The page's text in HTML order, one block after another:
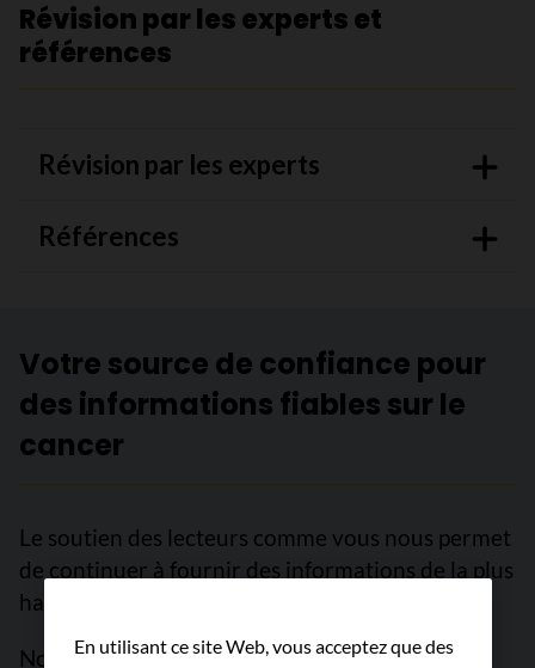
Révision par les experts et
références
Révision par les experts
Références
Votre source de confiance pour
des informations fiables sur le
cancer
Le soutien des lecteurs comme vous nous permet
de continuer à fournir des informations de la plus
haute qualité sur plus de 100 types de cancer.
Nous sommes là pour vous garantir un accès
En utilisant ce site Web, vous acceptez que des